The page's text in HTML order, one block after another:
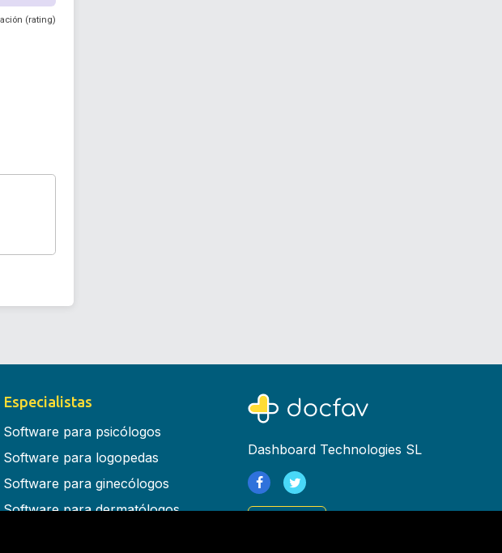
(rating)
Especialistas
Software para psicólogos
Software para logopedas
Software para ginecólogos
Software para dermatólogos
Dashboard Technologies SL